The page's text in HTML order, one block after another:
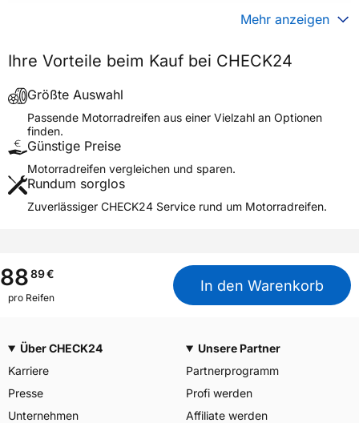
Fahrzeugtyp
Motorrad
Verwendung
Modellname
PILOT STREET
Reifenposition
Motorradtyp
Street
Weitere Eigenschaften
M+S
Nein
Motorrad Kennzeichnung
M/C
Allgemeine Produktsicherheit (GPSR)
Herstellerkontakt
MANUFACTURE FRANCAISE
DES PNEUMATIQUES
MICHELIN, place des
Carmes-Déchaux 23 63000
Mehr anzeigen
Ihre Vorteile beim Kauf bei CHECK24
Größte Auswahl
Passende Motorradreifen aus einer Vielzahl an Optionen
finden.
Günstige Preise
Motorradreifen vergleichen und sparen.
Rundum sorglos
Zuverlässiger CHECK24 Service rund um Motorradreifen.
8889€
pro Reifen
In den Warenkorb
Über CHECK24
Karriere
Presse
Unternehmen
Unsere Partner
Partnerprogramm
Profi werden
Affiliate werden